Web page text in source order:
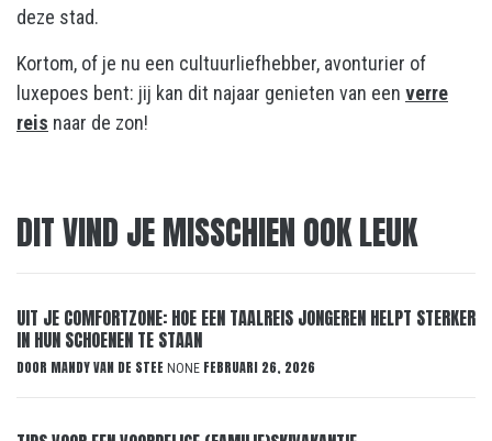
deze stad.
Kortom, of je nu een cultuurliefhebber, avonturier of
luxepoes bent: jij kan dit najaar genieten van een verre
reis naar de zon!
DIT VIND JE MISSCHIEN OOK LEUK
UIT JE COMFORTZONE: HOE EEN TAALREIS JONGEREN HELPT STERKER
IN HUN SCHOENEN TE STAAN
DOOR MANDY VAN DE STEE NONE FEBRUARI 26, 2026